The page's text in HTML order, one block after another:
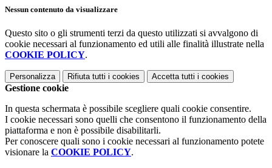
Nessun contenuto da visualizzare
Questo sito o gli strumenti terzi da questo utilizzati si avvalgono di
cookie necessari al funzionamento ed utili alle finalità illustrate nella
COOKIE POLICY.
Personalizza Rifiuta tutti i cookies Accetta tutti i cookies
Gestione cookie
In questa schermata è possibile scegliere quali cookie consentire.
I cookie necessari sono quelli che consentono il funzionamento della
piattaforma e non è possibile disabilitarli.
Per conoscere quali sono i cookie necessari al funzionamento potete
visionare la COOKIE POLICY.